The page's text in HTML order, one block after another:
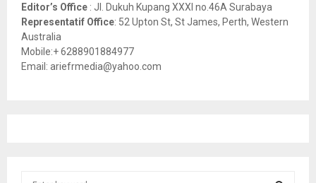
Editor’s Office : Jl. Dukuh Kupang XXXI no.46A Surabaya
Representatif Office: 52 Upton St, St James, Perth, Western
Australia
Mobile:+ 6288901884977
Email: ariefrmedia@yahoo.com